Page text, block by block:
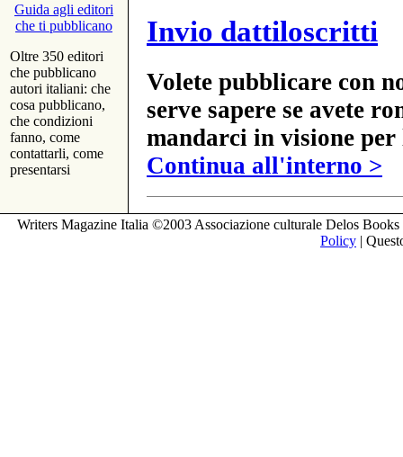
Guida agli editori
che ti pubblicano
Oltre 350 editori
che pubblicano
autori italiani: che
cosa pubblicano,
che condizioni
fanno, come
contattarli, come
presentarsi
Invio dattiloscritti
Volete pubblicare con
serve sapere se avete
mandarci in visione
Continua all'interno >
Writers Magazine Italia ©2003 Associazione culturale Delos
Policy |